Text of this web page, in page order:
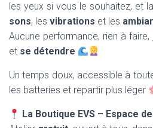
les yeux si vous le souhaitez, et
sons, les vibrations et les
Aucune performance, rien à faire,
et se détendre
Un temps doux, accessible à
les batteries et repartir plus léger
La Boutique EVS – Espace